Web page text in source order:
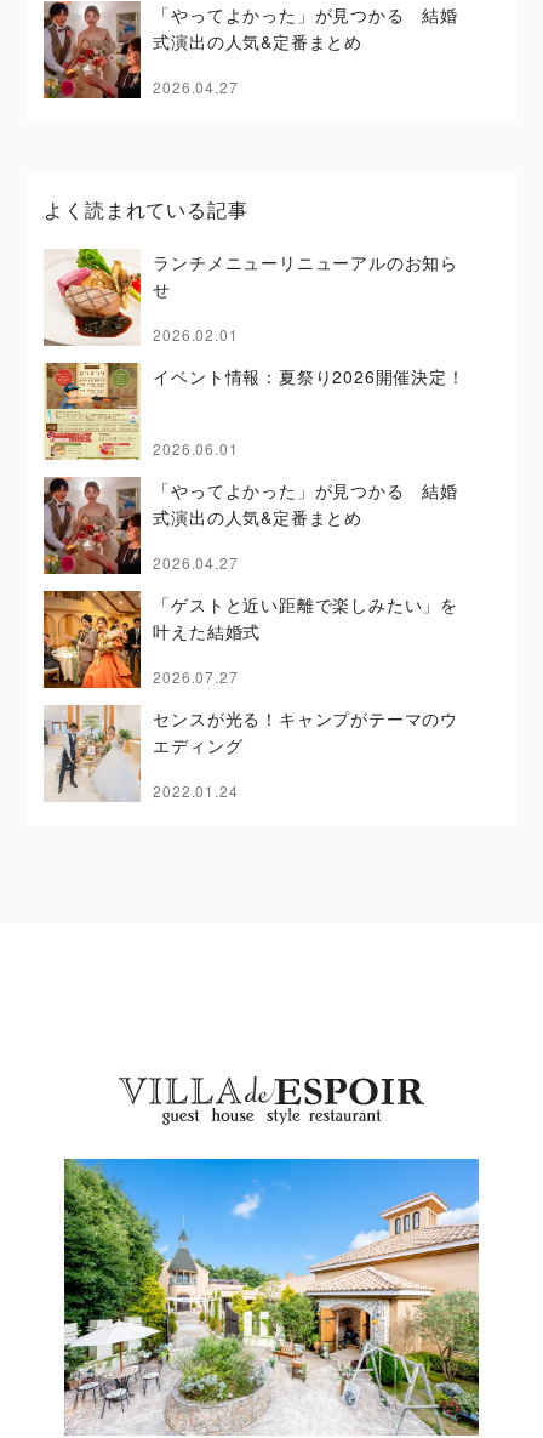
「やってよかった」が見つかる 結婚
式演出の人気&定番まとめ
2026.04.27
よく読まれている記事
ランチメニューリニューアルのお知ら
せ
2026.02.01
イベント情報：夏祭り2026開催決定！
2026.06.01
「やってよかった」が見つかる 結婚
式演出の人気&定番まとめ
2026.04.27
「ゲストと近い距離で楽しみたい」を
叶えた結婚式
2026.07.27
センスが光る！キャンプがテーマのウ
エディング
2022.01.24